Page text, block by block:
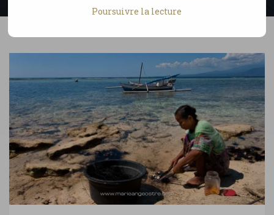
Poursuivre la lecture